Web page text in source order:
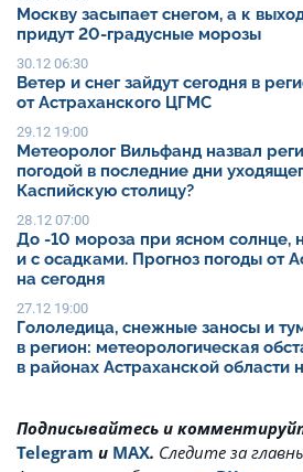
Москву засыпает снегом, а к
придут 20-градусные морозы
30.12 06:30
Ветер и снег зайдут сегодня в
от Астраханского ЦГМС
29.12 19:00
Метеоролог Вильфанд назвал
погодой в последние дни
Каспийскую столицу?
28.12 07:00
До -10 мороза при ясном солнце,
и с осадками. Прогноз погоды от
на сегодня
27.12 19:00
Гололедица, снежные заносы и
в регион: метеорологическая
в районах Астраханской области
Подписывайтесь и
Telegram и MAX. Cледите за